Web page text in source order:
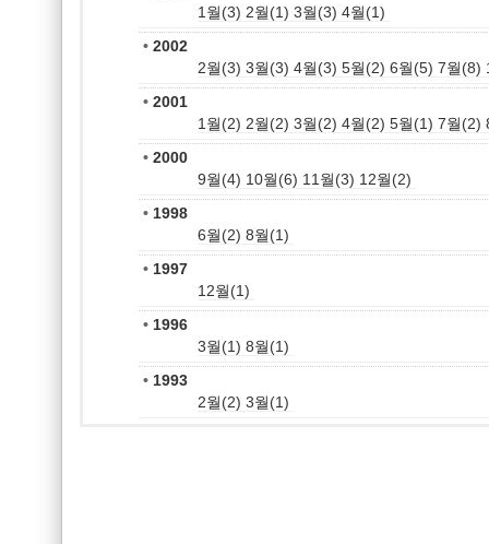
1월(3) 2월(1) 3월(3) 4월(1)
• 2002
2월(3) 3월(3) 4월(3) 5월(2) 6월(5) 7월(8)
• 2001
1월(2) 2월(2) 3월(2) 4월(2) 5월(1) 7월(2)
• 2000
9월(4) 10월(6) 11월(3) 12월(2)
• 1998
6월(2) 8월(1)
• 1997
12월(1)
• 1996
3월(1) 8월(1)
• 1993
2월(2) 3월(1)